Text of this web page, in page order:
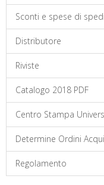
Sconti e spese di
Distributore
Riviste
Catalogo 2018 PDF
Centro Stampa
Determine Ordini
Regolamento